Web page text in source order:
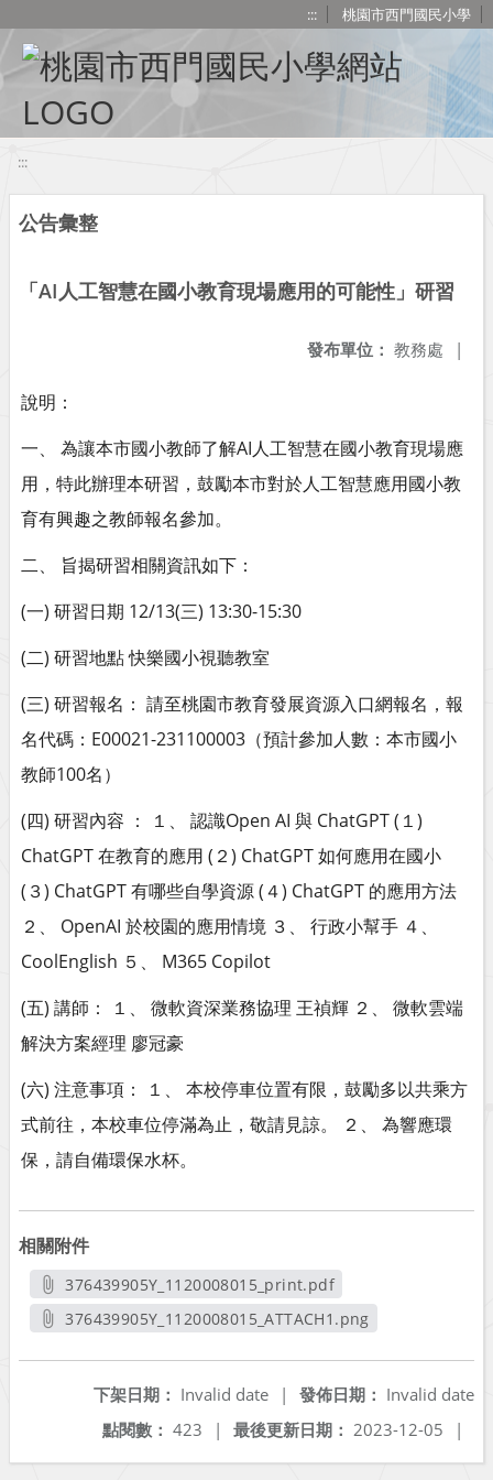
::: 桃園市西門國民小學
:::
公告彙整
「AI人工智慧在國小教育現場應用的可能性」研習
發布單位： 教務處 |
說明：
一、 為讓本市國小教師了解AI人工智慧在國小教育現場應
用，特此辦理本研習，鼓勵本市對於人工智慧應用國小教
育有興趣之教師報名參加。
二、 旨揭研習相關資訊如下：
(一) 研習日期 12/13(三) 13:30-15:30
(二) 研習地點 快樂國小視聽教室
(三) 研習報名： 請至桃園市教育發展資源入口網報名，報
名代碼：E00021-231100003（預計參加人數：本市國小
教師100名）
(四) 研習內容 ： １、 認識Open AI 與 ChatGPT (１)
ChatGPT 在教育的應用 (２) ChatGPT 如何應用在國小
(３) ChatGPT 有哪些自學資源 (４) ChatGPT 的應用方法
２、 OpenAI 於校園的應用情境 ３、 行政小幫手 ４、
CoolEnglish ５、 M365 Copilot
(五) 講師： １、 微軟資深業務協理 王禎輝 ２、 微軟雲端
解決方案經理 廖冠豪
(六) 注意事項： １、 本校停車位置有限，鼓勵多以共乘方
式前往，本校車位停滿為止，敬請見諒。 ２、 為響應環
保，請自備環保水杯。
相關附件
376439905Y_1120008015_print.pdf
另開新視窗
376439905Y_1120008015_ATTACH1.png
發佈日期： Invalid date
下架日期： Invalid date
|
最後更新日期： 2023-12-05 |
點閱數： 423 |